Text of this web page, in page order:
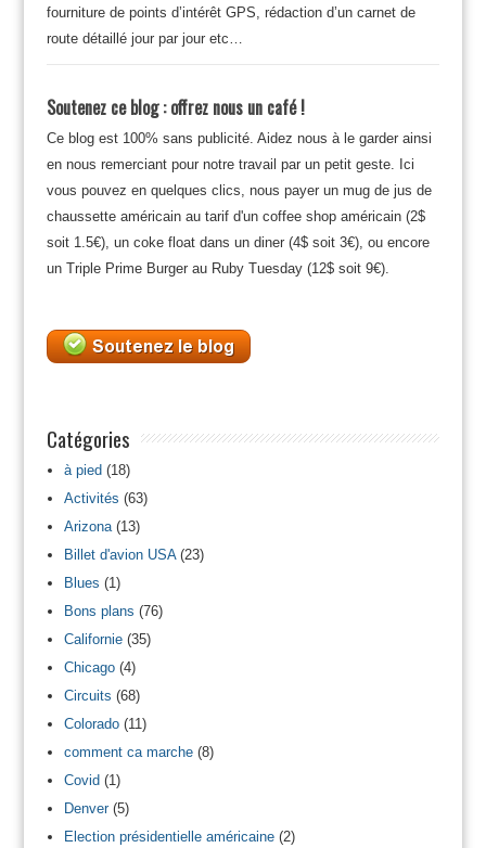
fourniture de points d’intérêt GPS, rédaction d’un carnet de
route détaillé jour par jour etc…
Soutenez ce blog : offrez nous un café !
Ce blog est 100% sans publicité. Aidez nous à le garder ainsi
en nous remerciant pour notre travail par un petit geste. Ici
vous pouvez en quelques clics, nous payer un mug de jus de
chaussette américain au tarif d'un coffee shop américain (2$
soit 1.5€), un coke float dans un diner (4$ soit 3€), ou encore
un Triple Prime Burger au Ruby Tuesday (12$ soit 9€).
Catégories
à pied(18)
Activités (63)
Arizona(13)
Billet d'avion USA(23)
Blues (1)
Bons plans (76)
Californie(35)
Chicago(4)
Circuits (68)
Colorado(11)
comment ca marche(8)
Covid(1)
Denver(5)
Election présidentielle américaine(2)